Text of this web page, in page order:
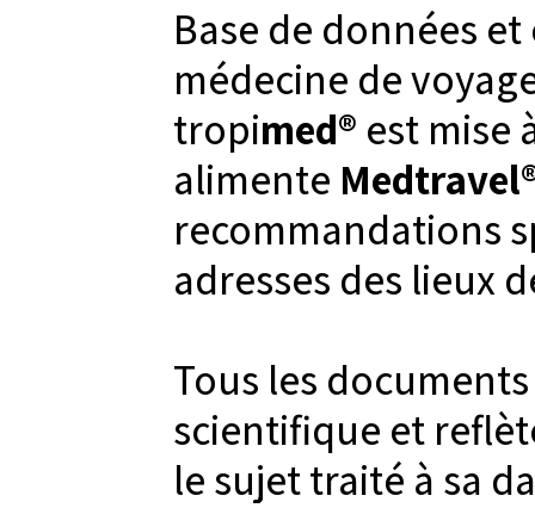
Base de données
médecine de
tropimed® est mise
alimente
recommandations
adresses des lieux
Tous les
scientifique et
le sujet traité à sa